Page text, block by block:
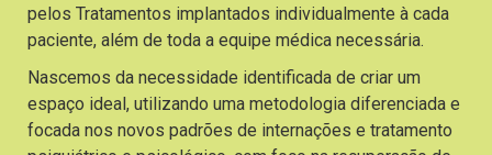
pelos Tratamentos implantados individualmente à cada
paciente, além de toda a equipe médica necessária.
Nascemos da necessidade identificada de criar um
espaço ideal, utilizando uma metodologia diferenciada e
focada nos novos padrões de internações e tratamento